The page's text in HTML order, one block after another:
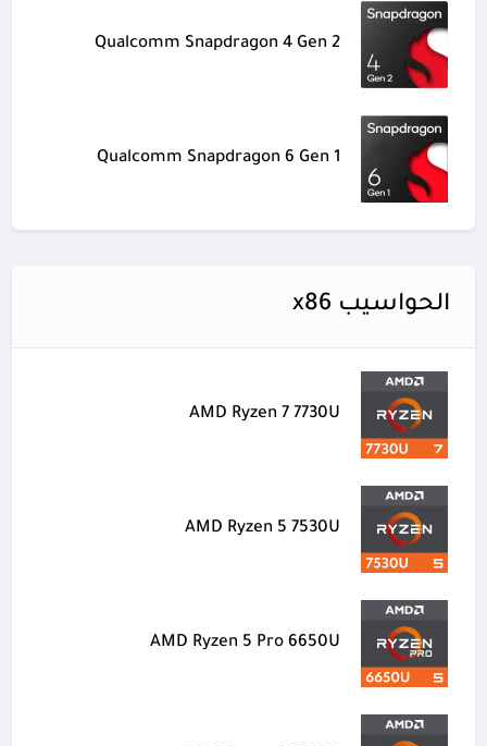
Qualcomm Snapdragon 4 Gen 2
Qualcomm Snapdragon 6 Gen 1
الحواسيب x86
AMD Ryzen 7 7730U
AMD Ryzen 5 7530U
AMD Ryzen 5 Pro 6650U